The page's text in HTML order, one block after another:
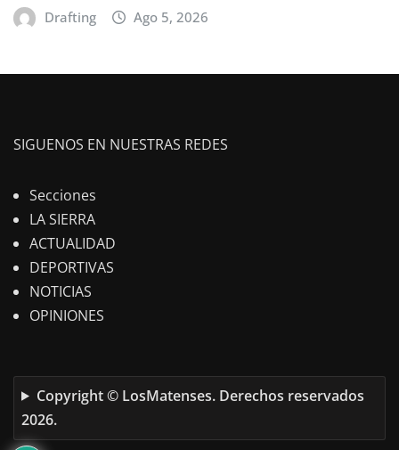
Drafting Ago 5, 2026
SIGUENOS EN NUESTRAS REDES
Secciones
LA SIERRA
ACTUALIDAD
DEPORTIVAS
NOTICIAS
OPINIONES
Copyright © LosMatenses. Derechos reservados
2026.